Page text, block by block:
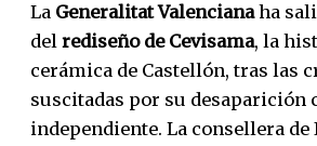
La Generalitat Valencianaha
del rediseño de Cevisama, la
cerámica de Castellón, tras las
suscitadas por su desaparición
independiente. La consellera de